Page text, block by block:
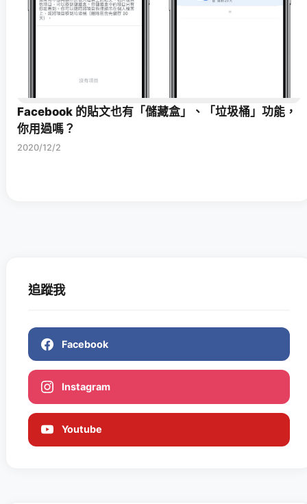
Facebook 的貼文也有「儲藏盒」、「垃圾桶」功能，
你用過嗎？
2020/12/2
追蹤我
Facebook
Instagram
Youtube